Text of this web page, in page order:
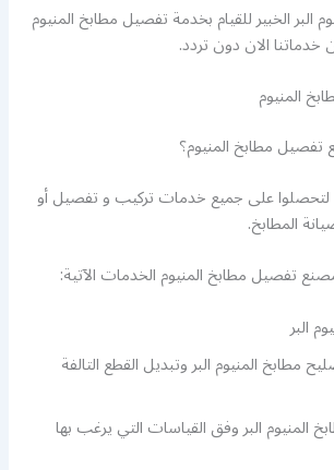
البر الخبير للقيام بخدمة تفصيل مطابخ المنيوم
خدماتنا الان دون تردد.
المنيوم
مطابخ المنيوم؟
لتحصلوا على جميع خدمات تركيب و تفصيل أو
المطابخ.
تفصيل مطابخ المنيوم الخدمات الآتية:
البر
المنيوم البر وتبديل القطع التالفة
البر وفق القياسات التي يرغب بها